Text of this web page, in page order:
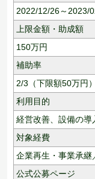
2022/12/26～2023/
上限金額・助成額
150万円
補助率
2/3（下限額50万円）
利用目的
経営改善、 設備の導
対象経費
企業再生・事業承継
公式公募ページ